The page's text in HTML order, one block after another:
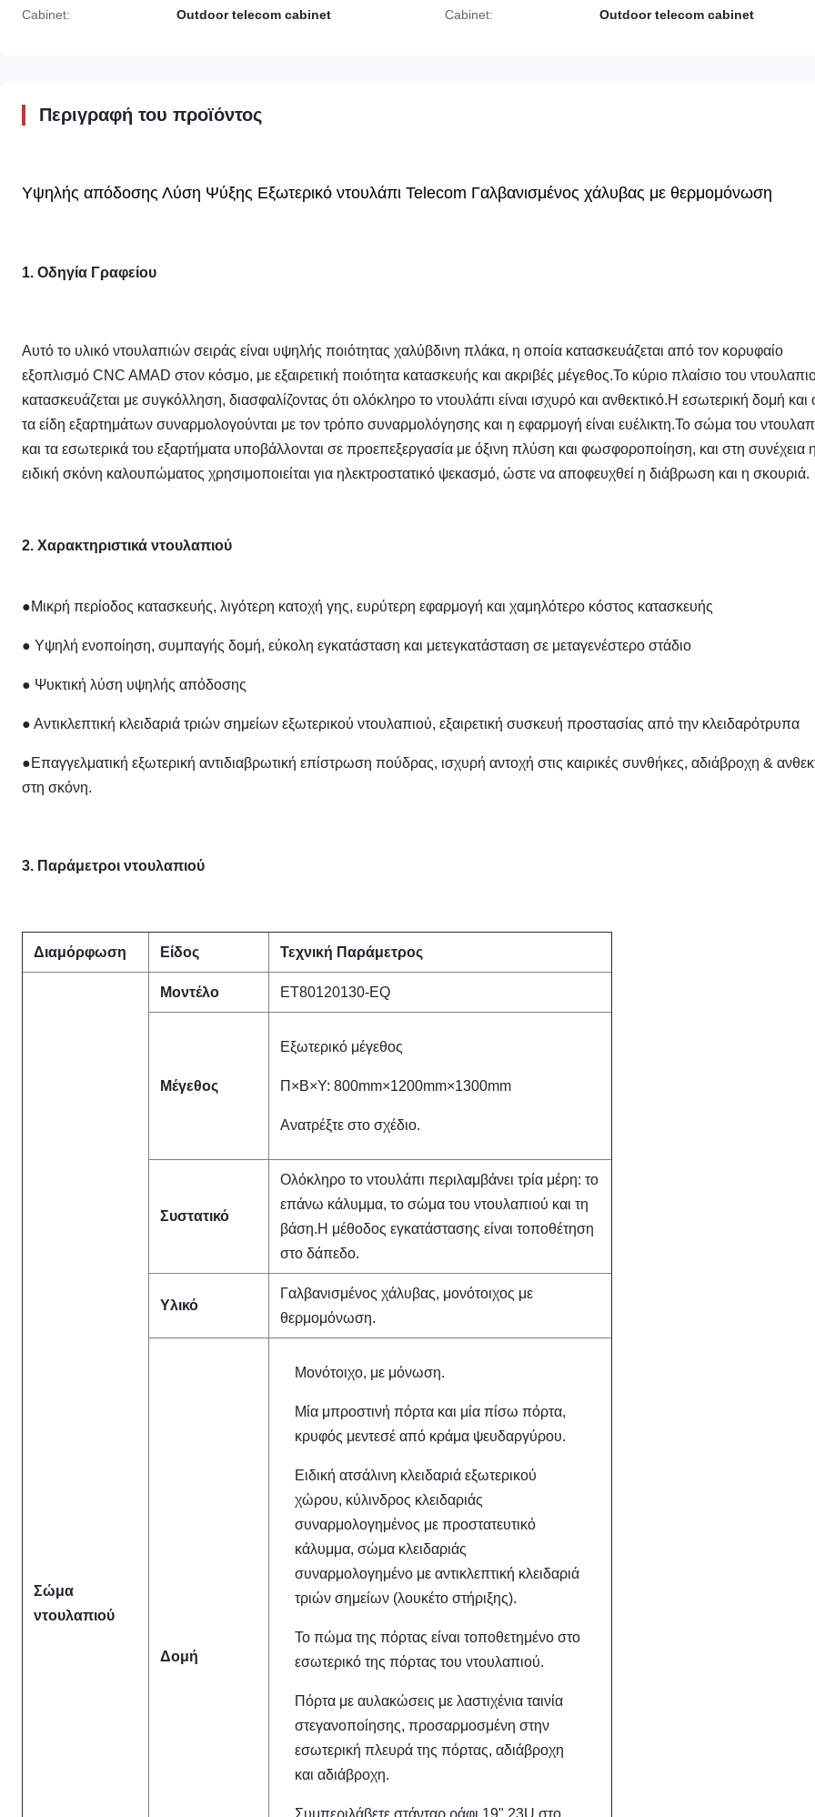
Cabinet: Outdoor telecom cabinet Cabinet: Outdoor telecom cabinet
Περιγραφή του προϊόντος
Υψηλής απόδοσης Λύση Ψύξης Εξωτερικό ντουλάπι Telecom Γαλβανισμένος χάλυβας με θερμομόνωση
1. Οδηγία Γραφείου
Αυτό το υλικό ντουλαπιών σειράς είναι υψηλής ποιότητας χαλύβδινη πλάκα, η οποία κατασκευάζεται από τον κορυφαίο
εξοπλισμό CNC AMAD στον κόσμο, με εξαιρετική ποιότητα κατασκευής και ακριβές μέγεθος.Το κύριο πλαίσιο του
κατασκευάζεται με συγκόλληση, διασφαλίζοντας ότι ολόκληρο το ντουλάπι είναι ισχυρό και ανθεκτικό.Η εσωτερική δομή και
τα είδη εξαρτημάτων συναρμολογούνται με τον τρόπο συναρμολόγησης και η εφαρμογή είναι ευέλικτη.Το σώμα του
και τα εσωτερικά του εξαρτήματα υποβάλλονται σε προεπεξεργασία με όξινη πλύση και φωσφοροποίηση, και στη συνέχεια
ειδική σκόνη καλουπώματος χρησιμοποιείται για ηλεκτροστατικό ψεκασμό, ώστε να αποφευχθεί η διάβρωση και η σκουριά.
2. Χαρακτηριστικά ντουλαπιού
●Μικρή περίοδος κατασκευής, λιγότερη κατοχή γης, ευρύτερη εφαρμογή και χαμηλότερο κόστος κατασκευής
● Υψηλή ενοποίηση, συμπαγής δομή, εύκολη εγκατάσταση και μετεγκατάσταση σε μεταγενέστερο στάδιο
● Ψυκτική λύση υψηλής απόδοσης
● Αντικλεπτική κλειδαριά τριών σημείων εξωτερικού ντουλαπιού, εξαιρετική συσκευή προστασίας από την κλειδαρότρυπα
●Επαγγελματική εξωτερική αντιδιαβρωτική επίστρωση πούδρας, ισχυρή αντοχή στις καιρικές συνθήκες, αδιάβροχη &
στη σκόνη.
3. Παράμετροι ντουλαπιού
Διαμόρφωση Είδος Τεχνική Παράμετρος
Σώμα
ντουλαπιού
Μοντέλο ET80120130-EQ
Μέγεθος
Εξωτερικό μέγεθος
Π×Β×Υ: 800mm×1200mm×1300mm
Ανατρέξτε στο σχέδιο.
Συστατικό
Ολόκληρο το ντουλάπι περιλαμβάνει τρία μέρη: το
επάνω κάλυμμα, το σώμα του ντουλαπιού και τη
βάση.Η μέθοδος εγκατάστασης είναι τοποθέτηση
στο δάπεδο.
Υλικό
Γαλβανισμένος χάλυβας, μονότοιχος με
θερμομόνωση.
Δομή
Μονότοιχο, με μόνωση.
Μία μπροστινή πόρτα και μία πίσω πόρτα,
κρυφός μεντεσέ από κράμα ψευδαργύρου.
Ειδική ατσάλινη κλειδαριά εξωτερικού
χώρου, κύλινδρος κλειδαριάς
συναρμολογημένος με προστατευτικό
κάλυμμα, σώμα κλειδαριάς
συναρμολογημένο με αντικλεπτική κλειδαριά
τριών σημείων (λουκέτο στήριξης).
Το πώμα της πόρτας είναι τοποθετημένο στο
εσωτερικό της πόρτας του ντουλαπιού.
Πόρτα με αυλακώσεις με λαστιχένια ταινία
στεγανοποίησης, προσαρμοσμένη στην
εσωτερική πλευρά της πόρτας, αδιάβροχη
και αδιάβροχη.
Συμπεριλάβετε στάνταρ ράφι 19" 23U στο